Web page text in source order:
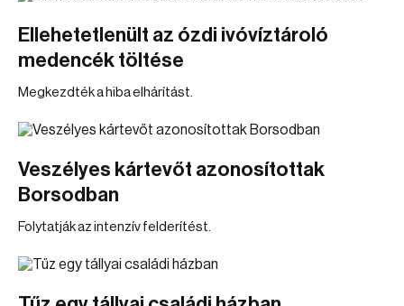
Ellehetetlenült az ózdi ivóvíztároló
medencék töltése
Megkezdték a hiba elhárítást.
Veszélyes kártevőt azonosítottak
Borsodban
Folytatják az intenzív felderítést.